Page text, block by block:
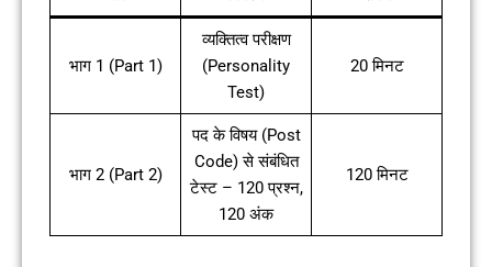
भाग 1 (Part 1)
व्यक्तित्व परीक्षण
(Personality
Test)
20 मिनट
भाग 2 (Part 2)
पद के विषय (Post
Code) से संबंधित
टेस्ट – 120 प्रश्न,
120 अंक
120 मिनट